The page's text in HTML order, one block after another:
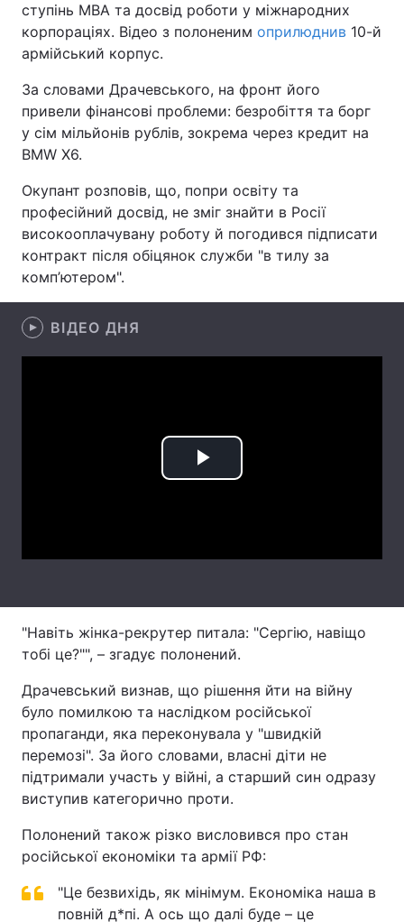
Спорт Наука
Зброя Інциденти
Цікавинки Погода
Екологія
Лонгріди
Відео з Youtube
Інтерв'ю Думки
Тема оформлення
ступінь MBA та досвід роботи у міжнародних
корпораціях. Відео з полоненим оприлюднив 10-й
армійський корпус.
За словами Драчевського, на фронт його
привели фінансові проблеми: безробіття та борг
у сім мільйонів рублів, зокрема через кредит на
BMW X6.
Окупант розповів, що, попри освіту та
професійний досвід, не зміг знайти в Росії
високооплачувану роботу й погодився підписати
контракт після обіцянок служби "в тилу за
комп’ютером".
ВІДЕО ДНЯ
Play
"Навіть жінка-рекрутер питала: "Сергію, навіщо
тобі це?"", – згадує полонений.
Драчевський визнав, що рішення йти на війну
було помилкою та наслідком російської
пропаганди, яка переконувала у "швидкій
перемозі". За його словами, власні діти не
підтримали участь у війні, а старший син одразу
виступив категорично проти.
Полонений також різко висловився про стан
російської економіки та армії РФ:
"Це безвихідь, як мінімум. Економіка наша в
повній д*пі. А ось що далі буде – це